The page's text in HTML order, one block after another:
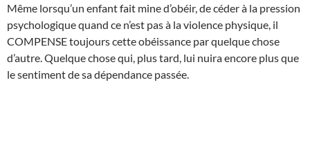
Même lorsqu’un enfant fait mine d’obéir, de céder à la pression
psychologique quand ce n’est pas à la violence physique, il
COMPENSE toujours cette obéissance par quelque chose
d’autre. Quelque chose qui, plus tard, lui nuira encore plus que
le sentiment de sa dépendance passée.